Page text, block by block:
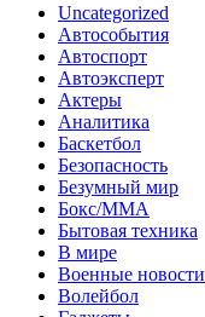
Uncategorized
Автособытия
Автоспорт
Автоэксперт
Актеры
Аналитика
Баскетбол
Безопасность
Безумный мир
Бокс/MMA
Бытовая техника
В мире
Военные новости
Волейбол